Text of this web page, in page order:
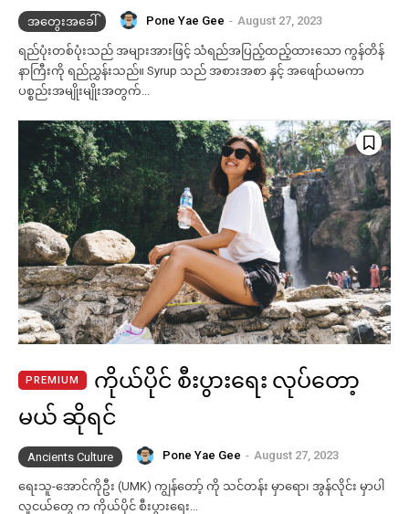
အတွေးအခေါ် Pone Yae Gee - August 27, 2023
ရည်ပုံးတစ်ပုံးသည် အများအားဖြင့် သံရည်အပြည့်ထည့်ထားသော ကွန်တိန်
နာကြီးကို ရည်ညွှန်းသည်။ Syrup သည် အစားအစာ နှင့် အဖျော်ယမကာ
ပစ္စည်းအမျိုးမျိုးအတွက်...
ကိုယ်ပိုင် စီးပွားရေး လုပ်တော့
မယ် ဆိုရင်
Ancients Culture Pone Yae Gee - August 27, 2023
ရေးသူ-အောင်ကိုဦး (UMK) ကျွန်တော့် ကို သင်တန်း မှာရော၊ အွန်လိုင်း မှာပါ
လူငယ်တွေ က ကိုယ်ပိုင် စီးပွားရေး...